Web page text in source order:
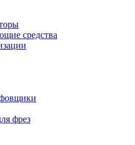
средства
фрез